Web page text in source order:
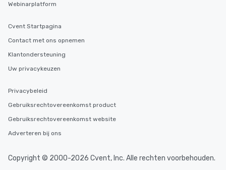
Webinarplatform
Cvent Startpagina
Contact met ons opnemen
Klantondersteuning
Uw privacykeuzen
Privacybeleid
Gebruiksrechtovereenkomst product
Gebruiksrechtovereenkomst website
Adverteren bij ons
Copyright © 2000-2026 Cvent, Inc. Alle rechten voorbehouden.